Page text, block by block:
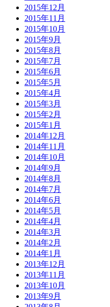
2015年12月
2015年11月
2015年10月
2015年9月
2015年8月
2015年7月
2015年6月
2015年5月
2015年4月
2015年3月
2015年2月
2015年1月
2014年12月
2014年11月
2014年10月
2014年9月
2014年8月
2014年7月
2014年6月
2014年5月
2014年4月
2014年3月
2014年2月
2014年1月
2013年12月
2013年11月
2013年10月
2013年9月